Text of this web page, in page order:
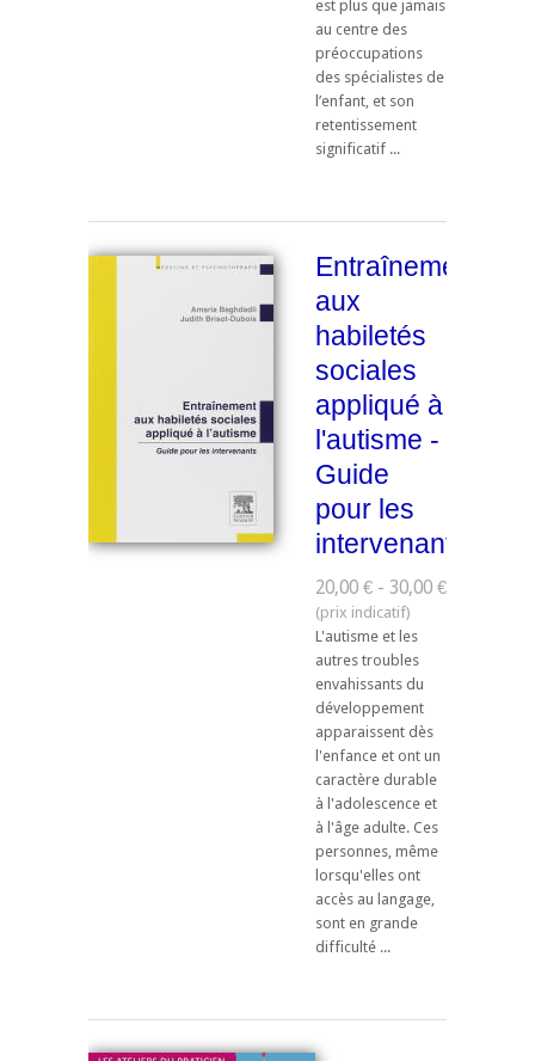
est plus que jamais
au centre des
préoccupations
des spécialistes de
l’enfant, et son
retentissement
significatif ...
Entraînement
aux
habiletés
sociales
appliqué à
l'autisme -
Guide
pour les
intervenants
20,00 € - 30,00 €
L'autisme et les
autres troubles
envahissants du
développement
apparaissent dès
l'enfance et ont un
caractère durable
à l'adolescence et
à l'âge adulte. Ces
personnes, même
lorsqu'elles ont
accès au langage,
sont en grande
difficulté ...